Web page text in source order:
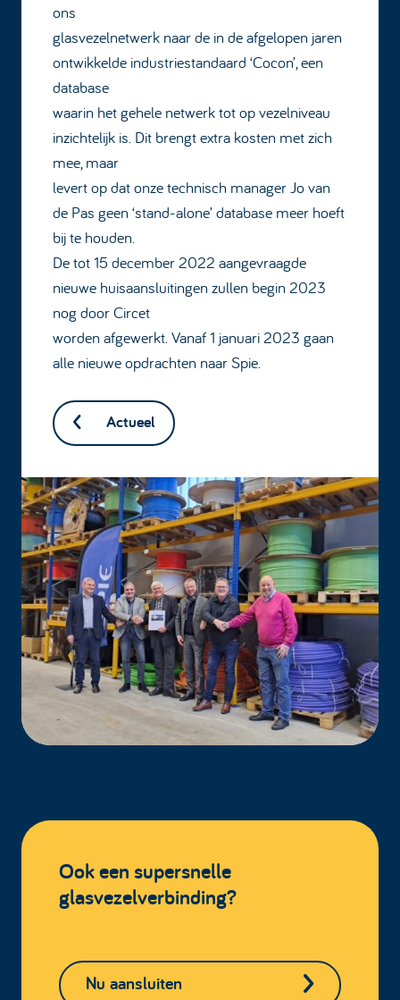
ons
glasvezelnetwerk naar de in de afgelopen jaren
ontwikkelde industriestandaard ‘Cocon’, een
database
waarin het gehele netwerk tot op vezelniveau
inzichtelijk is. Dit brengt extra kosten met zich
mee, maar
levert op dat onze technisch manager Jo van
de Pas geen ‘stand-alone’ database meer hoeft
bij te houden.
De tot 15 december 2022 aangevraagde
nieuwe huisaansluitingen zullen begin 2023
nog door Circet
worden afgewerkt. Vanaf 1 januari 2023 gaan
alle nieuwe opdrachten naar Spie.
Actueel
Ook een supersnelle
glasvezelverbinding?
Nu aansluiten